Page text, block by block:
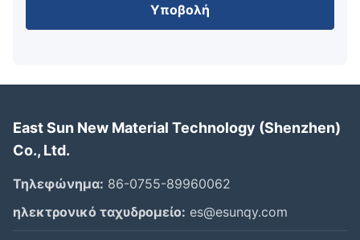
Υποβολή
East Sun New Material Technology (Shenzhen)
Co., Ltd.
Τηλεφώνημα: 86-0755-89960062
ηλεκτρονικό ταχυδρομείο: es@esunqy.com